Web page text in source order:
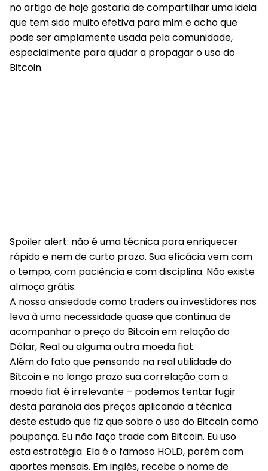
no artigo de hoje gostaria de compartilhar uma ideia
que tem sido muito efetiva para mim e acho que
pode ser amplamente usada pela comunidade,
especialmente para ajudar a propagar o uso do
Bitcoin.
Spoiler alert: não é uma técnica para enriquecer
rápido e nem de curto prazo. Sua eficácia vem com
o tempo, com paciência e com disciplina. Não existe
almoço grátis.
A nossa ansiedade como traders ou investidores nos
leva à uma necessidade quase que continua de
acompanhar o preço do Bitcoin em relação do
Dólar, Real ou alguma outra moeda fiat.
Além do fato que pensando na real utilidade do
Bitcoin e no longo prazo sua correlação com a
moeda fiat é irrelevante – podemos tentar fugir
desta paranoia dos preços aplicando a técnica
deste estudo que fiz quesobre o uso do Bitcoin como
poupança. Eu não faço trade com Bitcoin. Eu uso
esta estratégia. Ela é o famoso HOLD, porém com
aportes mensais. Em inglês, recebe o nome de